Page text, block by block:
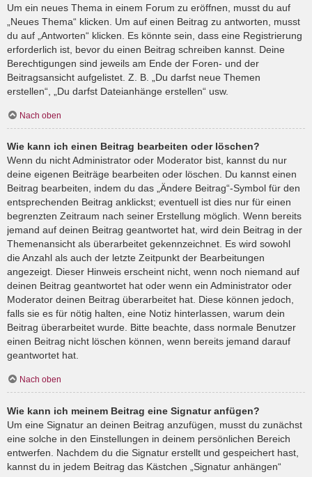
Um ein neues Thema in einem Forum zu eröffnen, musst du auf
„Neues Thema“ klicken. Um auf einen Beitrag zu antworten, musst
du auf „Antworten“ klicken. Es könnte sein, dass eine Registrierung
erforderlich ist, bevor du einen Beitrag schreiben kannst. Deine
Berechtigungen sind jeweils am Ende der Foren- und der
Beitragsansicht aufgelistet. Z. B. „Du darfst neue Themen
erstellen“, „Du darfst Dateianhänge erstellen“ usw.
Nach oben
Wie kann ich einen Beitrag bearbeiten oder löschen?
Wenn du nicht Administrator oder Moderator bist, kannst du nur
deine eigenen Beiträge bearbeiten oder löschen. Du kannst einen
Beitrag bearbeiten, indem du das „Ändere Beitrag“-Symbol für den
entsprechenden Beitrag anklickst; eventuell ist dies nur für einen
begrenzten Zeitraum nach seiner Erstellung möglich. Wenn bereits
jemand auf deinen Beitrag geantwortet hat, wird dein Beitrag in der
Themenansicht als überarbeitet gekennzeichnet. Es wird sowohl
die Anzahl als auch der letzte Zeitpunkt der Bearbeitungen
angezeigt. Dieser Hinweis erscheint nicht, wenn noch niemand auf
deinen Beitrag geantwortet hat oder wenn ein Administrator oder
Moderator deinen Beitrag überarbeitet hat. Diese können jedoch,
falls sie es für nötig halten, eine Notiz hinterlassen, warum dein
Beitrag überarbeitet wurde. Bitte beachte, dass normale Benutzer
einen Beitrag nicht löschen können, wenn bereits jemand darauf
geantwortet hat.
Nach oben
Wie kann ich meinem Beitrag eine Signatur anfügen?
Um eine Signatur an deinen Beitrag anzufügen, musst du zunächst
eine solche in den Einstellungen in deinem persönlichen Bereich
entwerfen. Nachdem du die Signatur erstellt und gespeichert hast,
kannst du in jedem Beitrag das Kästchen „Signatur anhängen“